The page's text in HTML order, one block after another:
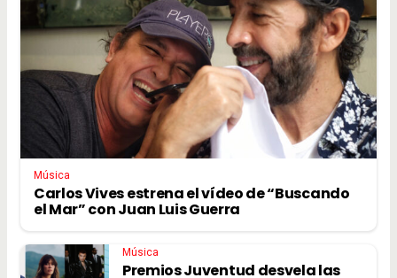
Música
Carlos Vives estrena el vídeo de “Buscando
el Mar” con Juan Luis Guerra
Música
Premios Juventud desvela las